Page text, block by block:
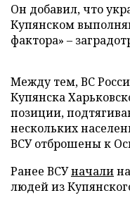
Он добавил, что
Купянском
фактора» –
Между тем, ВС
Купянска
позиции,
нескольких
ВСУ отброшены к
Ранее ВСУначали
людей из